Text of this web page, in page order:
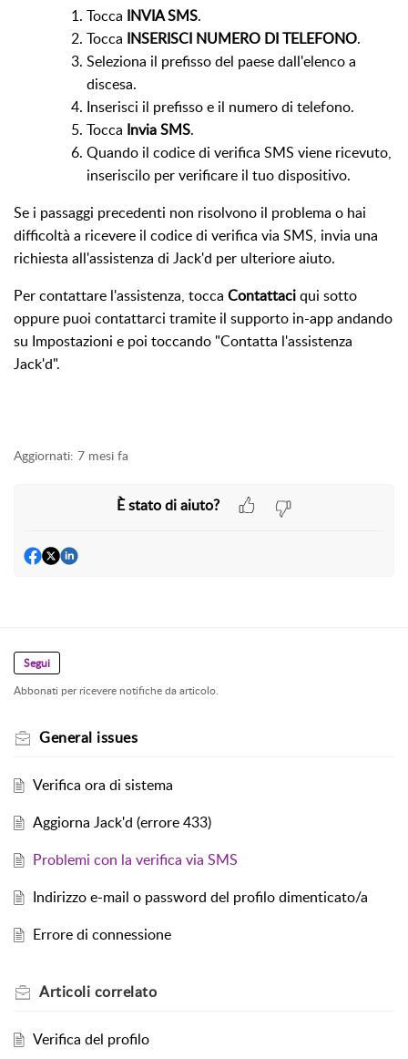
Tocca INVIA SMS.
Tocca INSERISCI NUMERO DI TELEFONO.
Seleziona il prefisso del paese dall'elenco a
discesa.
Inserisci il prefisso e il numero di telefono.
Tocca Invia SMS.
Quando il codice di verifica SMS viene ricevuto,
inseriscilo per verificare il tuo dispositivo.
Se i passaggi precedenti non risolvono il problema o hai
difficoltà a ricevere il codice di verifica via SMS, invia una
richiesta all'assistenza di Jack'd per ulteriore aiuto.
Per contattare l'assistenza, tocca Contattaciqui sotto
oppure puoi contattarci tramite il supporto in-app andando
su Impostazioni e poi toccando "Contatta l'assistenza
Jack'd".
Aggiornati: 7 mesi fa
È stato di aiuto?
Segui
Abbonati per ricevere notifiche da articolo.
General issues
Verifica ora di sistema
Aggiorna Jack'd (errore 433)
Problemi con la verifica via SMS
Indirizzo e-mail o password del profilo dimenticato/a
Errore di connessione
Articoli correlato
Verifica del profilo